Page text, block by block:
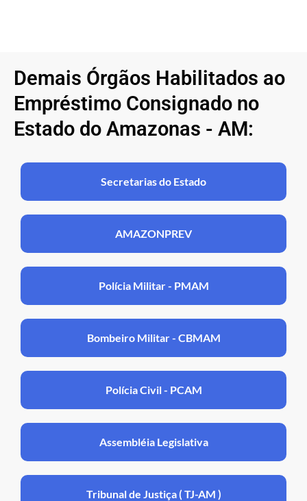
Demais Órgãos Habilitados ao
Empréstimo Consignado no
Estado do Amazonas - AM:
Secretarias do Estado
AMAZONPREV
Polícia Militar - PMAM
Bombeiro Militar - CBMAM
Polícia Civil - PCAM
Assembléia Legislativa
Tribunal de Justiça ( TJ-AM )